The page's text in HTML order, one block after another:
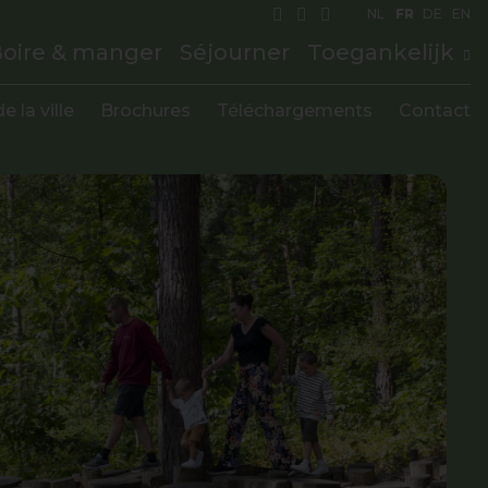
NL FR DE EN
& manger Séjourner Toegankelijk
la ville Brochures Téléchargements Contact